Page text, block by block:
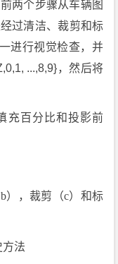
两个步骤从车辆图
过清洁、裁剪和标
进行视觉检查，并
...,8,9}，然后将
充百分比和投影前
），裁剪（c）和标
方法